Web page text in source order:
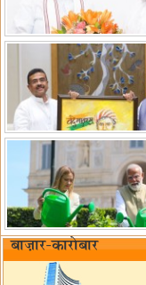
बाज़ार-कारोबार